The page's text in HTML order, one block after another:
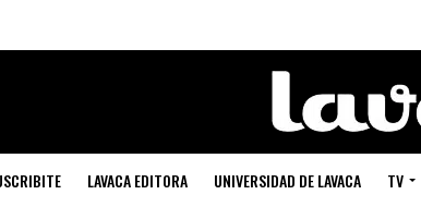
LAVACA EDITORA UNIVERSIDAD DE LAVACA TV